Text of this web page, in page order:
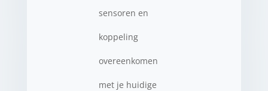
sensoren en
koppeling
overeenkomen
met je huidige